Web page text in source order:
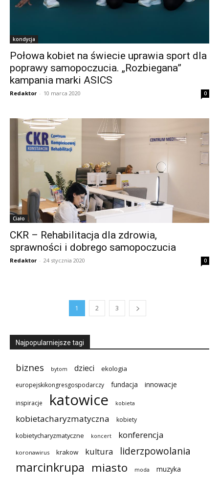
kondycja
Połowa kobiet na świecie uprawia sport dla
poprawy samopoczucia. „Rozbiegana”
kampania marki ASICS
Redaktor - 10 marca 2020 0
Ciało
CKR – Rehabilitacja dla zdrowia,
sprawności i dobrego samopoczucia
Redaktor - 24 stycznia 2020 0
1 2 3
Najpopularniejsze tagi
biznes bytom dzieci ekologia
europejskikongresgospodarczy fundacja innowacje
inspiracje katowice kobieta
kobietacharyzmatyczna kobiety
kobietycharyzmatyczne koncert konferencja
koronawirus krakow kultura liderzpowolania
marcinkrupa miasto moda muzyka